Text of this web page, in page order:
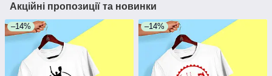
Акційні пропозиції та новинки
–14% –14%